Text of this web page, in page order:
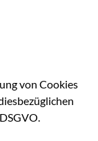
von Cookies